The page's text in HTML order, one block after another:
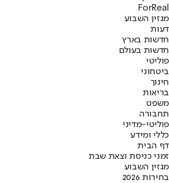
ForReal
מגזין השבוע
דעות
חדשות בארץ
חדשות בעולם
פוליטי
ביטחוני
חינוך
בריאות
משפט
תחבורה
פוליטי-מדיני
כללי ומידע
דף הבית
זמני כניסת וצאת שבת
מגזין השבוע
בחירות 2026